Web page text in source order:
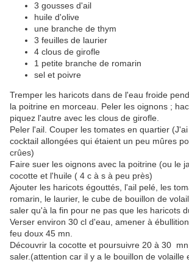
3 gousses d'ail
huile d'olive
une branche de thym
3 feuilles de laurier
4 clous de girofle
1 petite branche de romarin
sel et poivre
Tremper les haricots dans de l'eau froide
la poitrine en morceau. Peler les oignons ;
piquez l'autre avec les clous de girofle.
Peler l'ail. Couper les tomates en quartier
cocktail allongées qui étaient un peu mûres
crûes)
Faire suer les oignons avec la poitrine (ou le
cocotte et l'huile ( 4 c à s à peu près)
Ajouter les haricots égouttés, l'ail pelé, les
romarin, le laurier, le cube de bouillon de
saler qu'à la fin pour ne pas que les haricots
Verser environ 30 cl d'eau, amener à
feu doux 45 mn.
Découvrir la cocotte et poursuivre 20 à 30
saler.(attention car il y a le bouillon de volaille